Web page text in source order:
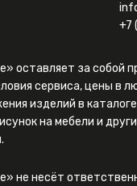
+7
оставляет за собой
сервиса, цены в
изделий в
на мебели и
не несёт